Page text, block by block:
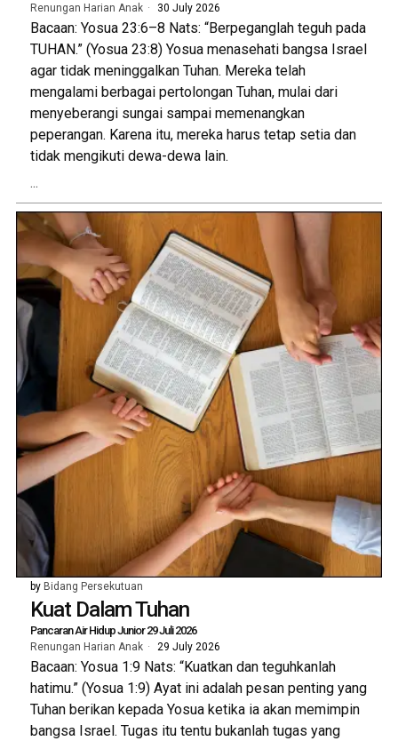
Renungan Harian Anak 30 July 2026
Bacaan: Yosua 23:6–8 Nats: “Berpeganglah teguh pada
TUHAN.” (Yosua 23:8) Yosua menasehati bangsa Israel
agar tidak meninggalkan Tuhan. Mereka telah
mengalami berbagai pertolongan Tuhan, mulai dari
menyeberangi sungai sampai memenangkan
peperangan. Karena itu, mereka harus tetap setia dan
tidak mengikuti dewa-dewa lain.
...
by Bidang Persekutuan
Kuat Dalam Tuhan
Pancaran Air Hidup Junior 29 Juli 2026
Renungan Harian Anak 29 July 2026
Bacaan: Yosua 1:9 Nats: “Kuatkan dan teguhkanlah
hatimu.” (Yosua 1:9) Ayat ini adalah pesan penting yang
Tuhan berikan kepada Yosua ketika ia akan memimpin
bangsa Israel. Tugas itu tentu bukanlah tugas yang